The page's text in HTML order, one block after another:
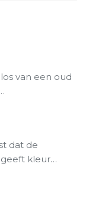
van een oud
dat de
kleur…